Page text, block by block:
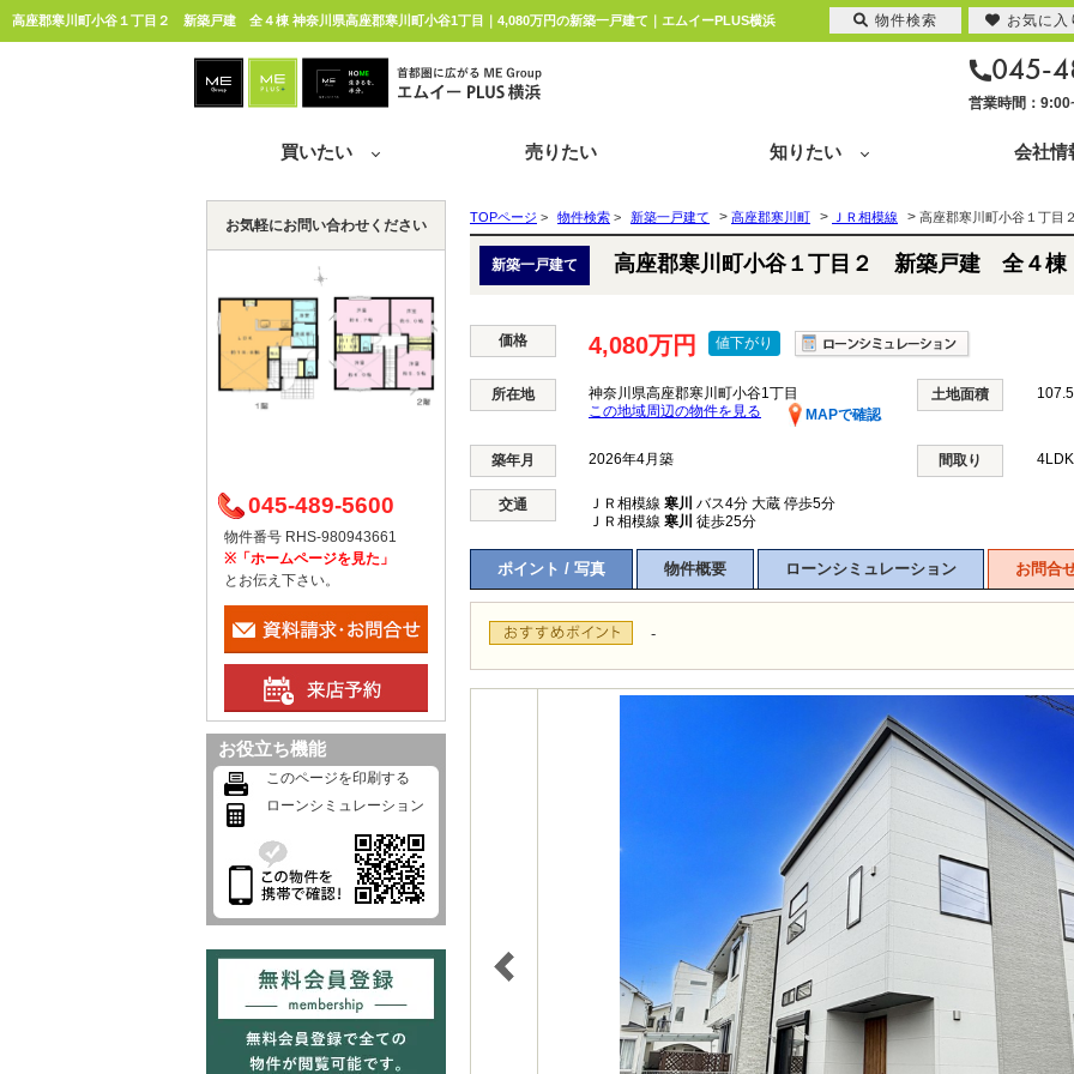
高座郡寒川町小谷１丁目２ 新築戸建 全４棟 神奈川県高座郡寒川町小谷1丁目｜4,080万円の新築一戸建て｜エムイーPLUS横浜
045-
営業時間：
買いたい 売りたい 知りたい 会社情
TOPページ > 物件検索 > 新築一戸建て > 高座郡寒川町 > ＪＲ相模線 > 高座郡寒川町小谷１丁
新築一戸建て 高座郡寒川町小谷１丁目２ 新築戸建 全４棟
価格 4,080万円 値下がり
所在地
神奈川県高座郡寒川町小谷1丁目
MAPで確認
この地域周辺の物件を見る
土地面積
築年月 2026年4月築 間取り
交通 ＪＲ相模線 寒川 バス4分 大蔵 停歩5分
ＪＲ相模線 寒川 徒歩25分
ポイント / 写真 物件概要 ローンシミュレーション お問合
-
お気軽にお問い合わせください
045-489-5600
物件番号 RHS-980943661
※「ホームページを見た」
とお伝え下さい。
お役立ち機能
このページを印刷する
ローンシミュレーション
物件検索 お気に入